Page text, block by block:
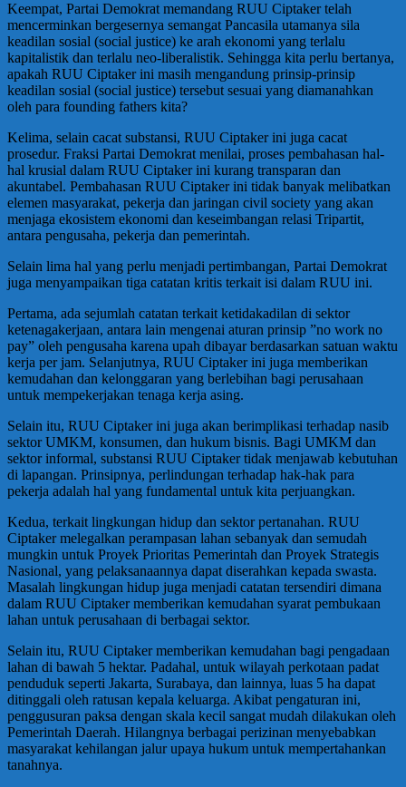
Keempat, Partai Demokrat memandang RUU Ciptaker telah
mencerminkan bergesernya semangat Pancasila utamanya sila
keadilan sosial (social justice) ke arah ekonomi yang terlalu
kapitalistik dan terlalu neo-liberalistik. Sehingga kita perlu bertanya,
apakah RUU Ciptaker ini masih mengandung prinsip-prinsip
keadilan sosial (social justice) tersebut sesuai yang diamanahkan
oleh para founding fathers kita?
Kelima, selain cacat substansi, RUU Ciptaker ini juga cacat
prosedur. Fraksi Partai Demokrat menilai, proses pembahasan hal-
hal krusial dalam RUU Ciptaker ini kurang transparan dan
akuntabel. Pembahasan RUU Ciptaker ini tidak banyak melibatkan
elemen masyarakat, pekerja dan jaringan civil society yang akan
menjaga ekosistem ekonomi dan keseimbangan relasi Tripartit,
antara pengusaha, pekerja dan pemerintah.
Selain lima hal yang perlu menjadi pertimbangan, Partai Demokrat
juga menyampaikan tiga catatan kritis terkait isi dalam RUU ini.
Pertama, ada sejumlah catatan terkait ketidakadilan di sektor
ketenagakerjaan, antara lain mengenai aturan prinsip ”no work no
pay” oleh pengusaha karena upah dibayar berdasarkan satuan waktu
kerja per jam. Selanjutnya, RUU Ciptaker ini juga memberikan
kemudahan dan kelonggaran yang berlebihan bagi perusahaan
untuk mempekerjakan tenaga kerja asing.
Selain itu, RUU Ciptaker ini juga akan berimplikasi terhadap nasib
sektor UMKM, konsumen, dan hukum bisnis. Bagi UMKM dan
sektor informal, substansi RUU Ciptaker tidak menjawab kebutuhan
di lapangan. Prinsipnya, perlindungan terhadap hak-hak para
pekerja adalah hal yang fundamental untuk kita perjuangkan.
Kedua, terkait lingkungan hidup dan sektor pertanahan. RUU
Ciptaker melegalkan perampasan lahan sebanyak dan semudah
mungkin untuk Proyek Prioritas Pemerintah dan Proyek Strategis
Nasional, yang pelaksanaannya dapat diserahkan kepada swasta.
Masalah lingkungan hidup juga menjadi catatan tersendiri dimana
dalam RUU Ciptaker memberikan kemudahan syarat pembukaan
lahan untuk perusahaan di berbagai sektor.
Selain itu, RUU Ciptaker memberikan kemudahan bagi pengadaan
lahan di bawah 5 hektar. Padahal, untuk wilayah perkotaan padat
penduduk seperti Jakarta, Surabaya, dan lainnya, luas 5 ha dapat
ditinggali oleh ratusan kepala keluarga. Akibat pengaturan ini,
penggusuran paksa dengan skala kecil sangat mudah dilakukan oleh
Pemerintah Daerah. Hilangnya berbagai perizinan menyebabkan
masyarakat kehilangan jalur upaya hukum untuk mempertahankan
tanahnya.